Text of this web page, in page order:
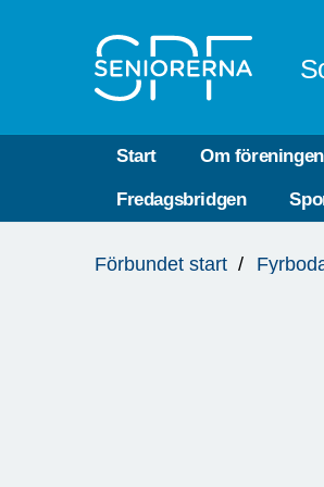
Start Om föreningen
Fredagsbridgen
är
Förbundet start